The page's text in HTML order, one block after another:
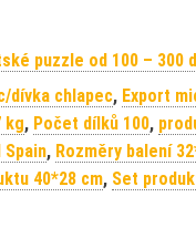
puzzle od 100 – 300
dívka chlapec, Export
kg, Počet dílků 100,
Spain, Rozměry balení
40*28 cm, Set